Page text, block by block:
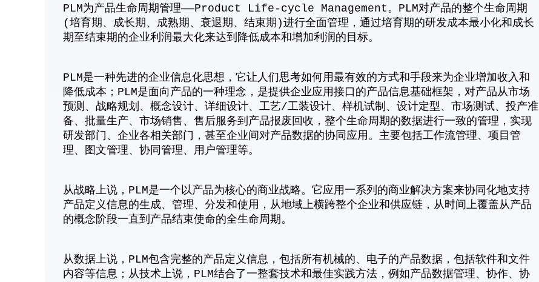
PLM为产品生命周期管理——Product Life-cycle Management。PLM对产品的整个生命周期
(培育期、成长期、成熟期、衰退期、结束期)进行全面管理，通过培育期的研发成本最小化和成长
期至结束期的企业利润最大化来达到降低成本和增加利润的目标。
PLM是一种先进的企业信息化思想，它让人们思考如何用最有效的方式和手段来为企业增加收入和
降低成本；PLM是面向产品的一种理念，是提供企业应用接口的产品信息基础框架，对产品从市场
预测、战略规划、概念设计、详细设计、工艺/工装设计、样机试制、设计定型、市场测试、投产准
备、批量生产、市场销售、售后服务到产品报废回收，整个生命周期的数据进行一致的管理，实现
研发部门、企业各相关部门，甚至企业间对产品数据的协同应用。主要包括工作流管理、项目管
理、图文管理、协同管理、用户管理等。
从战略上说，PLM是一个以产品为核心的商业战略。它应用一系列的商业解决方案来协同化地支持
产品定义信息的生成、管理、分发和使用，从地域上横跨整个企业和供应链，从时间上覆盖从产品
的概念阶段一直到产品结束使命的全生命周期。
从数据上说，PLM包含完整的产品定义信息，包括所有机械的、电子的产品数据，包括软件和文件
内容等信息；从技术上说，PLM结合了一整套技术和最佳实践方法，例如产品数据管理、协作、协